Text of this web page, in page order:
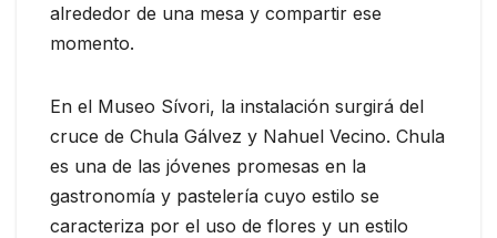
alrededor de una mesa y compartir ese
momento.
En el Museo Sívori, la instalación surgirá del
cruce de Chula Gálvez y Nahuel Vecino. Chula
es una de las jóvenes promesas en la
gastronomía y pastelería cuyo estilo se
caracteriza por el uso de flores y un estilo